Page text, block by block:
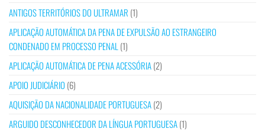
ANTIGOS TERRITÓRIOS DO ULTRAMAR (1)
APLICAÇÃO AUTOMÁTICA DA PENA DE EXPULSÃO AO ESTRANGEIRO
CONDENADO EM PROCESSO PENAL (1)
APLICAÇÃO AUTOMÁTICA DE PENA ACESSÓRIA(2)
APOIO JUDICIÁRIO (6)
AQUISIÇÃO DA NACIONALIDADE PORTUGUESA(2)
ARGUIDO DESCONHECEDOR DA LÍNGUA PORTUGUESA(1)